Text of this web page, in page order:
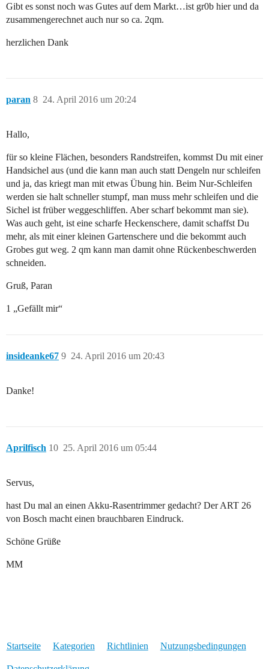
Gibt es sonst noch was Gutes auf dem Markt…ist gr0b hier und da
zusammengerechnet auch nur so ca. 2qm.
herzlichen Dank
paran 24. April 2016 um 20:24
8
Hallo,
für so kleine Flächen, besonders Randstreifen, kommst Du mit einer
Handsichel aus (und die kann man auch statt Dengeln nur schleifen
und ja, das kriegt man mit etwas Übung hin. Beim Nur-Schleifen
werden sie halt schneller stumpf, man muss mehr schleifen und die
Sichel ist früber weggeschliffen. Aber scharf bekommt man sie).
Was auch geht, ist eine scharfe Heckenschere, damit schaffst Du
mehr, als mit einer kleinen Gartenschere und die bekommt auch
Grobes gut weg. 2 qm kann man damit ohne Rückenbeschwerden
schneiden.
Gruß, Paran
1 „Gefällt mir“
insideanke67 24. April 2016 um 20:43
9
Danke!
Aprilfisch 25. April 2016 um 05:44
10
Servus,
hast Du mal an einen Akku-Rasentrimmer gedacht? Der ART 26
von Bosch macht einen brauchbaren Eindruck.
Schöne Grüße
MM
Startseite Kategorien Richtlinien Nutzungsbedingungen